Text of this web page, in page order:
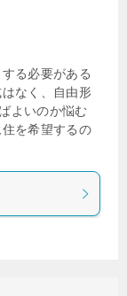
る必要がある
なく、自由形
よいのか悩む
を希望するの